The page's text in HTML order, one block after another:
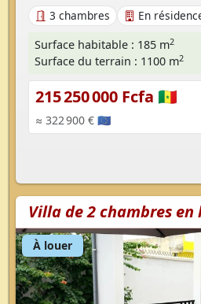
3 chambres En
Surface habitable : 185 m2
Surface du terrain : 1100 m2
215 250 000 Fcfa 🇸🇳
≈ 322 900 € 🇪🇺
Villa de 2 chambres
À louer